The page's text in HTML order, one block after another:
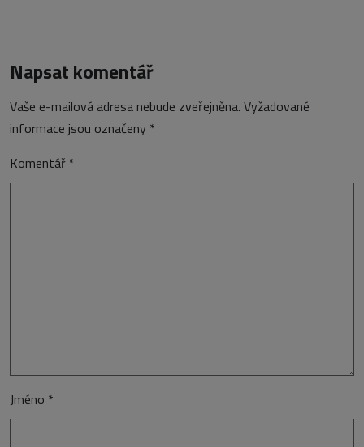
Napsat komentář
Vaše e-mailová adresa nebude zveřejněna. Vyžadované
informace jsou označeny *
Komentář *
Jméno *